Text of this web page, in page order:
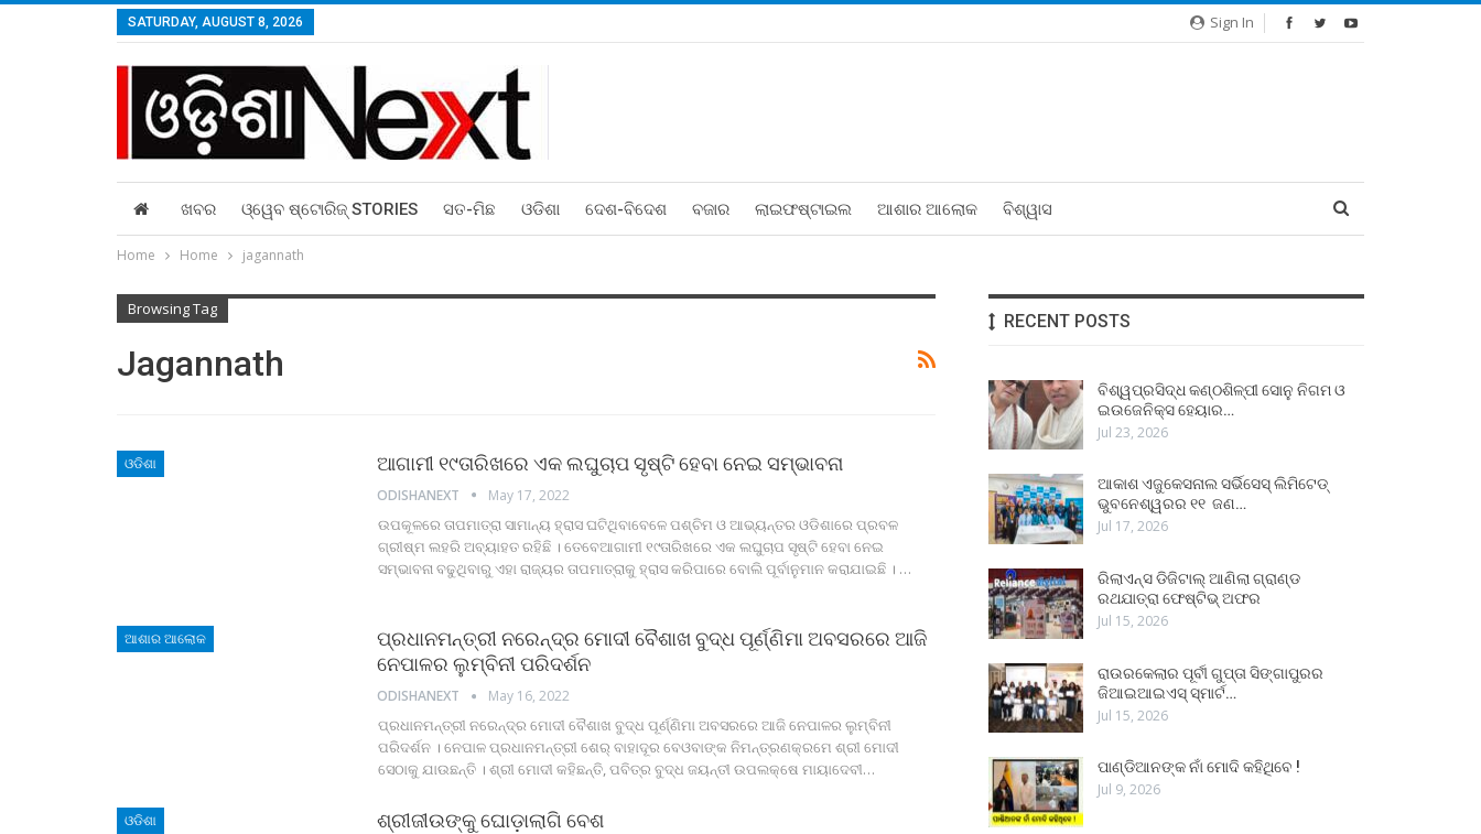
Sign In
SATURDAY, AUGUST 8, 2026
ଖବର ଓ୍ୱେବ ଷ୍ଟୋରିଜ୍‌ STORIES ସତ-ମିଛ ଓଡିଶା ଦେଶ-ବିଦେଶ ବଜାର ଲାଇଫଷ୍ଟାଇଲ ଆଶାର ଆଲୋକ ବିଶ୍ୱାସ
Home Home jagannath
Browsing Tag
Jagannath
ଓଡିଶା ଆଗାମୀ ୧୯ତାରିଖରେ ଏକ ଲଘୁଚାପ ସୃଷ୍ଟି ହେବା ନେଇ ସମ୍ଭାବନା
ODISHANEXT May 17, 2022
ଉପକୂଳରେ ତାପମାତ୍ରା ସାମାନ୍ୟ ହ୍ରାସ ଘଟିଥିବାବେଳେ ପଶ୍ଚିମ ଓ ଆଭ୍ୟନ୍ତର ଓଡିଶାରେ ପ୍ରବଳ
ଗ୍ରୀଷ୍ମ ଲହରି ଅବ୍ୟାହତ ରହିଛି । ତେବେଆଗାମୀ ୧୯ତାରିଖରେ ଏକ ଲଘୁଚାପ ସୃଷ୍ଟି ହେବା ନେଇ
ସମ୍ଭାବନା ବଢୁଥିବାରୁ ଏହା ରାଜ୍ୟର ତାପମାତ୍ରାକୁ ହ୍ରାସ କରିପାରେ ବୋଲି ପୂର୍ବାନୁମାନ କରାଯାଇଛି । …
ଆଶାର ଆଲୋକ
ପ୍ରଧାନମନ୍ତ୍ରୀ ନରେନ୍ଦ୍ର ମୋଦୀ ବୈଶାଖ ବୁଦ୍ଧ ପୂର୍ଣ୍ଣିମା ଅବସରରେ ଆଜି
ନେପାଳର ଲୁମ୍ବିନୀ ପରିଦର୍ଶନ
ODISHANEXT May 16, 2022
ପ୍ରଧାନମନ୍ତ୍ରୀ ନରେନ୍ଦ୍ର ମୋଦୀ ବୈଶାଖ ବୁଦ୍ଧ ପୂର୍ଣ୍ଣିମା ଅବସରରେ ଆଜି ନେପାଳର ଲୁମ୍ବିନୀ
ପରିଦର୍ଶନ । ନେପାଳ ପ୍ରଧାନମନ୍ତ୍ରୀ ଶେର୍‍ ବାହାଦୂର ବେଓବାଙ୍କ ନିମନ୍ତ୍ରଣକ୍ରମେ ଶ୍ରୀ ମୋଦୀ
ସେଠାକୁ ଯାଉଛନ୍ତି । ଶ୍ରୀ ମୋଦୀ କହିଛନ୍ତି, ପବିତ୍ର ବୁଦ୍ଧ ଜୟନ୍ତୀ ଉପଲକ୍ଷେ ମାୟାଦେବୀ…
ଓଡିଶା ଶ୍ରୀଜୀଉଙ୍କୁ ଘୋଡ଼ାଲାଗି ବେଶ
RECENT POSTS
ବିଶ୍ୱପ୍ରସିଦ୍ଧ କଣ୍ଠଶିଳ୍ପୀ ସୋନୁ ନିଗମ ଓ
ଇଉଜେନିକ୍ସ ହେୟାର…
Jul 23, 2026
ଆକାଶ ଏଜୁକେସନାଲ ସର୍ଭିସେସ୍ ଲିମିଟେଡ୍
ଭୁବନେଶ୍ୱରର ୧୧ ଜଣ…
Jul 17, 2026
ରିଲାଏନ୍ସ ଡିଜିଟାଲ୍ ଆଣିଲା ଗ୍ରାଣ୍ଡ
ରଥଯାତ୍ରା ଫେଷ୍ଟିଭ୍ ଅଫର
Jul 15, 2026
ରାଉରକେଲାର ପୂର୍ବୀ ଗୁପ୍ତା ସିଙ୍ଗାପୁରର
ଜିଆଇଆଇଏସ୍ ସ୍ମାର୍ଟ…
Jul 15, 2026
ପାଣ୍ଡିଆନଙ୍କ ନାଁ ମୋଦି କହିଥିବେ !
Jul 9, 2026